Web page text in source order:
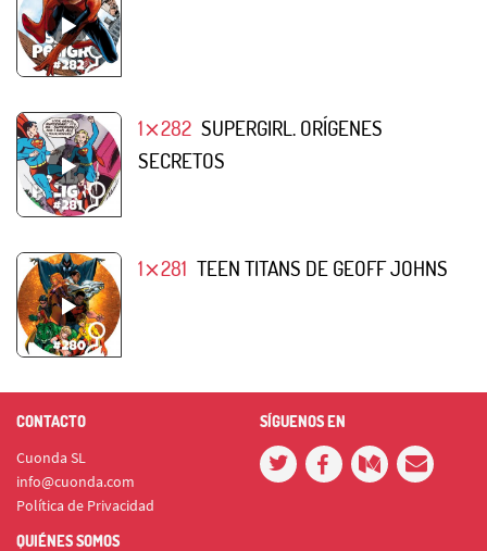
1⨯282 SUPERGIRL. ORÍGENES
SECRETOS
1⨯281 TEEN TITANS DE GEOFF JOHNS
CONTACTO
Cuonda SL
info@cuonda.com
Política de Privacidad
SÍGUENOS EN
QUIÉNES SOMOS